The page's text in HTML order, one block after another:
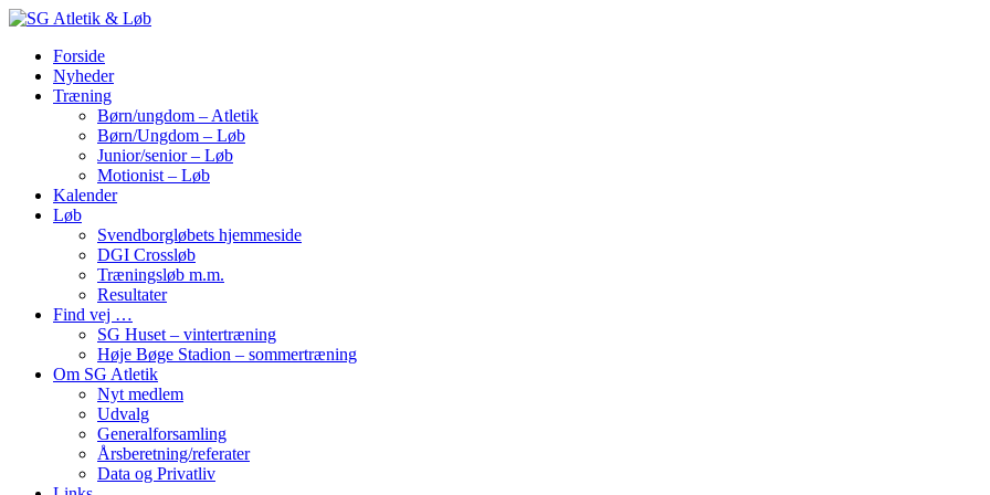
Forside
Nyheder
Træning
Børn/ungdom – Atletik
Børn/Ungdom – Løb
Junior/senior – Løb
Motionist – Løb
Kalender
Løb
Svendborgløbets hjemmeside
DGI Crossløb
Træningsløb m.m.
Resultater
Find vej …
SG Huset – vintertræning
Høje Bøge Stadion – sommertræning
Om SG Atletik
Nyt medlem
Udvalg
Generalforsamling
Årsberetning/referater
Data og Privatliv